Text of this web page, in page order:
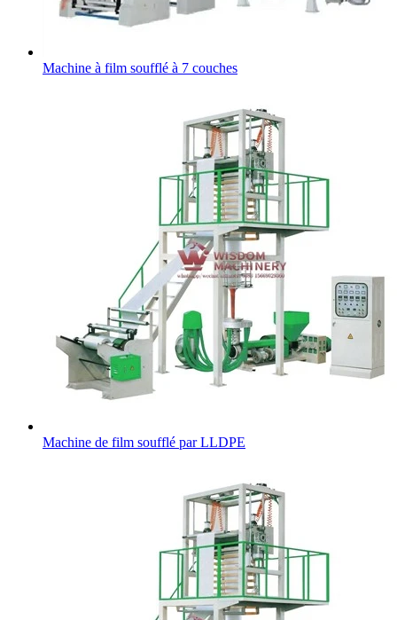
Machine à film soufflé à 7 couches
Machine de film soufflé par LLDPE